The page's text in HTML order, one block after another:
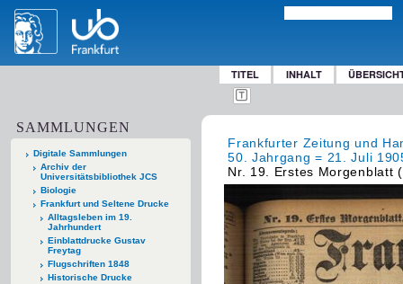
TITEL INHALT
SAMMLUNGEN
Digitale Sammlungen
Archiv der
Universitätsbibliothek JCS
Biologie
Frankfurt und Seltene Drucke
Alltagsleben im 19.
Jahrhundert
Einblattdrucke Gustav
Freytag
Flugschriften 1848
Historische Drucke
Frankfurter Zeitung und
50. Jahrgang = 21. Juli
Nr. 19. Erstes Morgenblatt